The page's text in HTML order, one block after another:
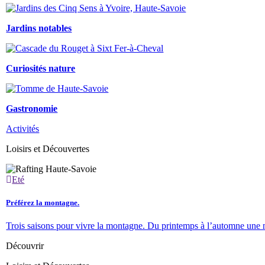
Jardins notables
Curiosités nature
Gastronomie
Activités
Loisirs et Découvertes
Eté
Préférez la montagne.
Trois saisons pour vivre la montagne. Du printemps à l’automne
Découvrir